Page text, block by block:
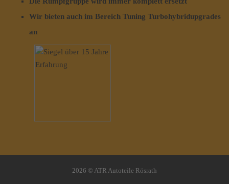
Wir bieten auch im Bereich Tuning Turbohybridupgrades
an
2026 © ATR Autoteile Rösrath